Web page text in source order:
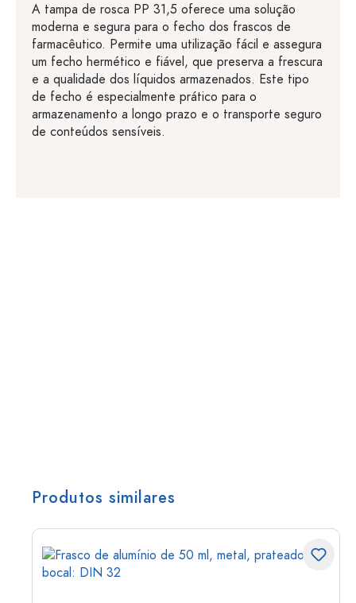
A tampa de rosca PP 31,5 oferece uma solução
moderna e segura para o fecho dos frascos de
farmacêutico. Permite uma utilização fácil e assegura
um fecho hermético e fiável, que preserva a frescura
e a qualidade dos líquidos armazenados. Este tipo
de fecho é especialmente prático para o
armazenamento a longo prazo e o transporte seguro
de conteúdos sensíveis.
Produtos similares